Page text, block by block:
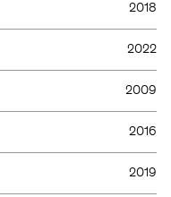
2018
2022
2009
2016
2019